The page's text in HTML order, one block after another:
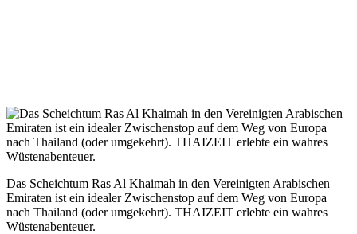
Das Scheichtum Ras Al Khaimah in den Vereinigten Arabischen
Emiraten ist ein idealer Zwischenstop auf dem Weg von Europa
nach Thailand (oder umgekehrt). THAIZEIT erlebte ein wahres
Wüstenabenteuer.